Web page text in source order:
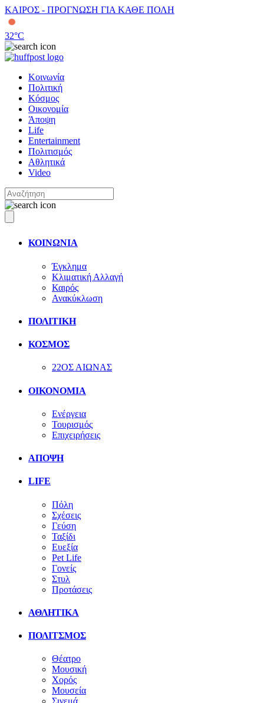
ΚΑΙΡΟΣ - ΠΡΟΓΝΩΣΗ ΓΙΑ ΚΑΘΕ ΠΟΛΗ
32°C
Κοινωνία
Πολιτική
Κόσμος
Οικονομία
Άποψη
Life
Entertainment
Πολιτισμός
Αθλητικά
Video
ΚΟΙΝΩΝΙΑ
Έγκλημα
Κλιματική Αλλαγή
Καιρός
Ανακύκλωση
ΠΟΛΙΤΙΚΗ
ΚΟΣΜΟΣ
22ΟΣ ΑΙΩΝΑΣ
ΟΙΚΟΝΟΜΙΑ
Ενέργεια
Τουρισμός
Επιχειρήσεις
ΑΠΟΨΗ
LIFE
Πόλη
Σχέσεις
Γεύση
Ταξίδι
Ευεξία
Pet Life
Γονείς
Στυλ
Προτάσεις
ΑΘΛΗΤΙΚΑ
ΠΟΛΙΤΣΜΟΣ
Θέατρο
Μουσική
Χορός
Μουσεία